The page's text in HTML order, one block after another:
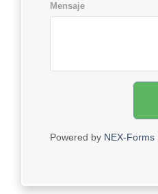
Mensaje
Powered by NEX-Forms